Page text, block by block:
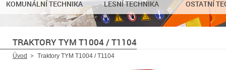
KOMUNÁLNÍ TECHNIKA LESNÍ TECHNIKA OSTATNÍ
TRAKTORY TYM T1004 / T1104
Úvod Traktory TYM T1004 / T1104